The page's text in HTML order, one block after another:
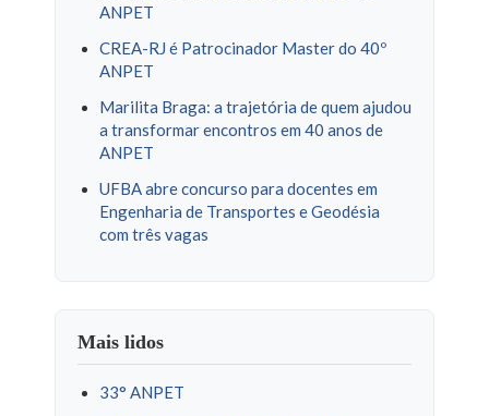
ANPET
CREA-RJ é Patrocinador Master do 40º
ANPET
Marilita Braga: a trajetória de quem ajudou
a transformar encontros em 40 anos de
ANPET
UFBA abre concurso para docentes em
Engenharia de Transportes e Geodésia
com três vagas
Mais lidos
33° ANPET